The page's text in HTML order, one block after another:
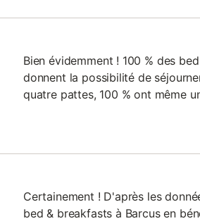
Bien évidemment ! 100 % des
donnent la possibilité de
quatre pattes, 100 % ont même
Certainement ! D'après les
bed & breakfasts à Barcus en